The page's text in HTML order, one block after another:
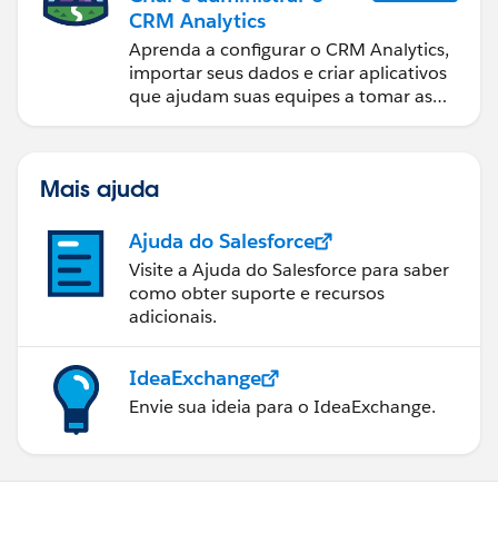
CRM Analytics
Aprenda a configurar o CRM Analytics,
importar seus dados e criar aplicativos
que ajudam suas equipes a tomar as
melhores decisões.
Mais ajuda
Ajuda do Salesforce
Visite a Ajuda do Salesforce para saber
como obter suporte e recursos
adicionais.
IdeaExchange
Envie sua ideia para o IdeaExchange.